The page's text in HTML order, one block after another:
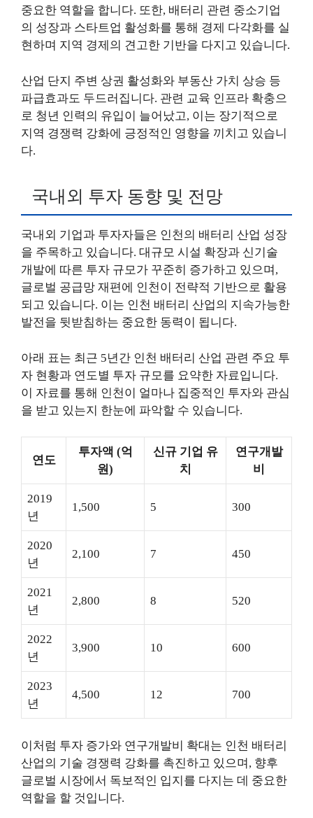
중요한 역할을 합니다. 또한, 배터리 관련 중소기업
의 성장과 스타트업 활성화를 통해 경제 다각화를 실
현하며 지역 경제의 견고한 기반을 다지고 있습니다.
산업 단지 주변 상권 활성화와 부동산 가치 상승 등
파급효과도 두드러집니다. 관련 교육 인프라 확충으
로 청년 인력의 유입이 늘어났고, 이는 장기적으로
지역 경쟁력 강화에 긍정적인 영향을 끼치고 있습니
다.
국내외 투자 동향 및 전망
국내외 기업과 투자자들은 인천의 배터리 산업 성장
을 주목하고 있습니다. 대규모 시설 확장과 신기술
개발에 따른 투자 규모가 꾸준히 증가하고 있으며,
글로벌 공급망 재편에 인천이 전략적 기반으로 활용
되고 있습니다. 이는 인천 배터리 산업의 지속가능한
발전을 뒷받침하는 중요한 동력이 됩니다.
아래 표는 최근 5년간 인천 배터리 산업 관련 주요 투
자 현황과 연도별 투자 규모를 요약한 자료입니다.
이 자료를 통해 인천이 얼마나 집중적인 투자와 관심
을 받고 있는지 한눈에 파악할 수 있습니다.
연도
투자액 (억
원)
신규 기업 유
치
연구개발
비
2019
년
1,500 5 300
2020
년
2,100 7 450
2021
년
2,800 8 520
2022
년
3,900 10 600
2023
년
4,500 12 700
이처럼 투자 증가와 연구개발비 확대는 인천 배터리
산업의 기술 경쟁력 강화를 촉진하고 있으며, 향후
글로벌 시장에서 독보적인 입지를 다지는 데 중요한
역할을 할 것입니다.